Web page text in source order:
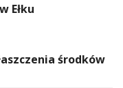
Ełku
środków